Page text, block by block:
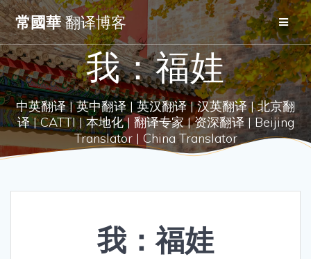
Skip
to
content
常國華翻译博客
我：福娃
中英翻译 | 英中翻译 | 英汉翻译 | 汉英翻译 | 北京翻
译 | CATTI | 本地化 | 翻译专家 | 资深翻译 | Beijing
Translator | China Translator
我：福娃